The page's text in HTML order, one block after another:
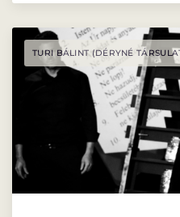
DRÁMA E-LEARNING
TURI BÁLINT (DÉRYNÉ